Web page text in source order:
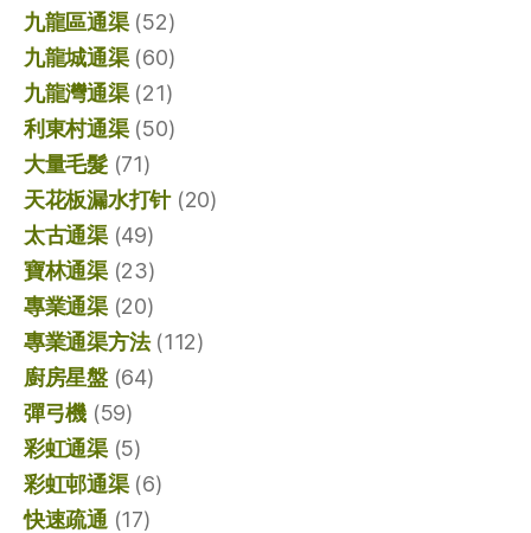
九龍區通渠(52)
九龍城通渠(60)
九龍灣通渠(21)
利東村通渠(50)
大量毛髮(71)
天花板漏水打针(20)
太古通渠(49)
寶林通渠(23)
專業通渠(20)
專業通渠方法(112)
廚房星盤(64)
彈弓機 (59)
彩虹通渠(5)
彩虹邨通渠(6)
快速疏通 (17)